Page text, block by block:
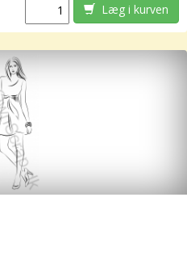
Læg i kurven